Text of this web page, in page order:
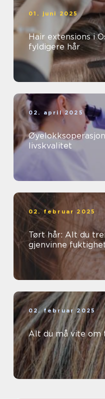
01. juni 2025
Hair extensions i
fyldigere hår
02. april 2025
livskvalitet
02. februar 2025
Tørt hår: Alt du
gjenvinne
02. februar 2025
Alt du må vite om